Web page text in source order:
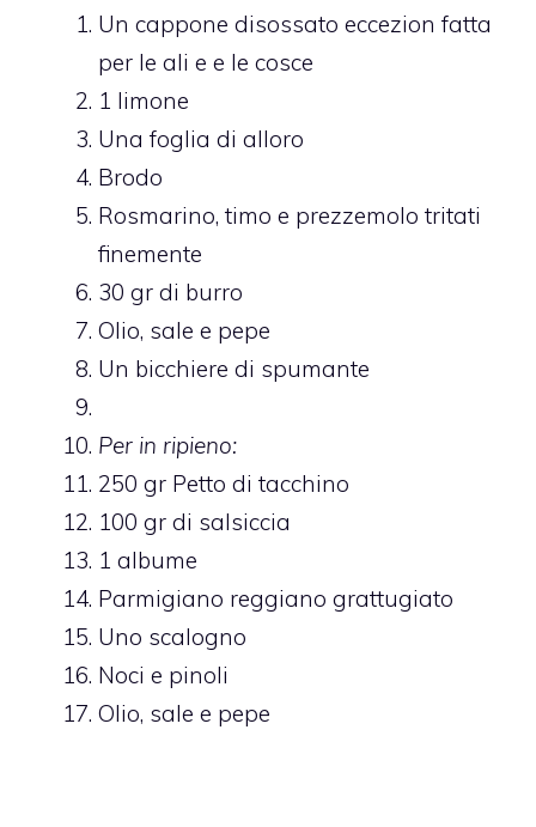
Un cappone disossato eccezion fatta
per le ali e e le cosce
1 limone
Una foglia di alloro
Brodo
Rosmarino, timo e prezzemolo tritati
finemente
30 gr di burro
Olio, sale e pepe
Un bicchiere di spumante
Per in ripieno:
250 gr Petto di tacchino
100 gr di salsiccia
1 albume
Parmigiano reggiano grattugiato
Uno scalogno
Noci e pinoli
Olio, sale e pepe